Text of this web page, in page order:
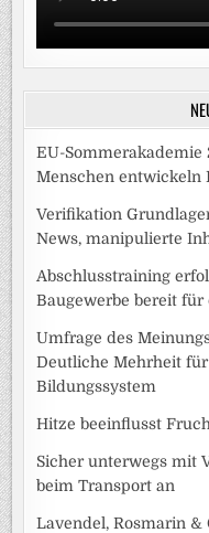
EU-Sommerakademie
Menschen entwickeln
Verifikation
News, manipulierte
Abschlusstraining
Baugewerbe bereit für
Umfrage des
Deutliche Mehrheit
Bildungssystem
Hitze beeinflusst
Sicher unterwegs mit
beim Transport an
Lavendel, Rosmarin &